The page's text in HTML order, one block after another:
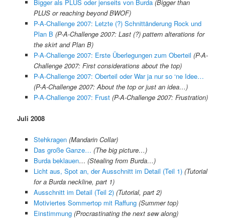
Bigger als PLUS oder jenseits von Burda (Bigger than
PLUS or reaching beyond BWOF)
P-A-Challenge 2007: Letzte (?) Schnittänderung Rock und
Plan B (P-A-Challenge 2007: Last (?) pattern alterations for
the skirt and Plan B)
P-A-Challenge 2007: Erste Überlegungen zum Oberteil (P-A-
Challenge 2007: First considerations about the top)
P-A-Challenge 2007: Oberteil oder War ja nur so ‘ne Idee…
(P-A-Challenge 2007: About the top or just an idea…)
P-A-Challenge 2007: Frust (P-A-Challenge 2007: Frustration)
Juli 2008
Stehkragen (Mandarin Collar)
Das große Ganze… (The big picture…)
Burda beklauen… (Stealing from Burda…)
Licht aus, Spot an, der Ausschnitt im Detail (Teil 1) (Tutorial
for a Burda neckline, part 1)
Ausschnitt im Detail (Teil 2) (Tutorial, part 2)
Motiviertes Sommertop mit Raffung (Summer top)
Einstimmung (Procrastinating the next sew along)